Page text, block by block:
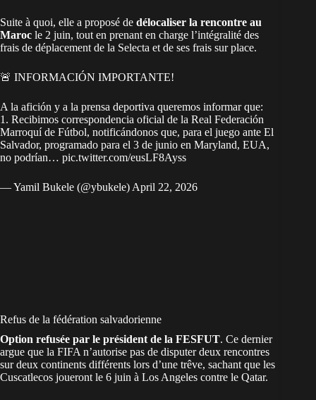
Suite à quoi, elle a proposé de délocaliser la rencontre au
Maroc le 2 juin, tout en prenant en charge l’intégralité des
frais de déplacement de la Selecta et de ses frais sur place.
🚨 INFORMACIÓN IMPORTANTE!
A la afición y a la prensa deportiva queremos informar que:
1. Recibimos correspondencia oficial de la Real Federación
Marroquí de Fútbol, notificándonos que, para el juego ante El
Salvador, programado para el 3 de junio en Maryland, EUA,
no podrían… pic.twitter.com/eusLF8Ayss
— Yamil Bukele (@ybukele) April 22, 2026
Refus de la fédération salvadorienne
Option refusée par le président de la FESFUT. Ce dernier
argue que la FIFA n’autorise pas de disputer deux rencontres
sur deux continents différents lors d’une trêve, sachant que les
Cuscatlecos joueront le 6 juin à Los Angeles contre le Qatar.